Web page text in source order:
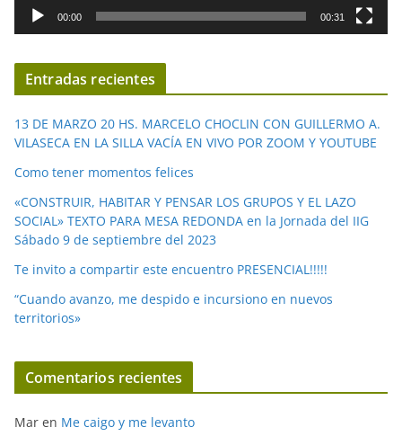
í
d
e
o
00:00 00:31
Entradas recientes
13 DE MARZO 20 HS. MARCELO CHOCLIN CON GUILLERMO A.
VILASECA EN LA SILLA VACÍA EN VIVO POR ZOOM Y YOUTUBE
Como tener momentos felices
«CONSTRUIR, HABITAR Y PENSAR LOS GRUPOS Y EL LAZO
SOCIAL» TEXTO PARA MESA REDONDA en la Jornada del IIG
Sábado 9 de septiembre del 2023
Te invito a compartir este encuentro PRESENCIAL!!!!!
“Cuando avanzo, me despido e incursiono en nuevos
territorios»
Comentarios recientes
Mar en Me caigo y me levanto